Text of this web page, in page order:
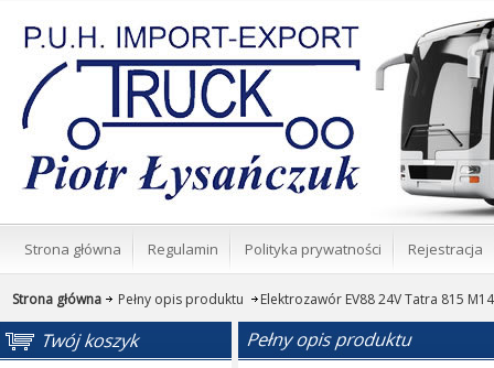
Strona główna Regulamin Polityka prywatności Rejestracja
Strona główna Pełny opis produktu Elektrozawór EV88 24V Tatra 815